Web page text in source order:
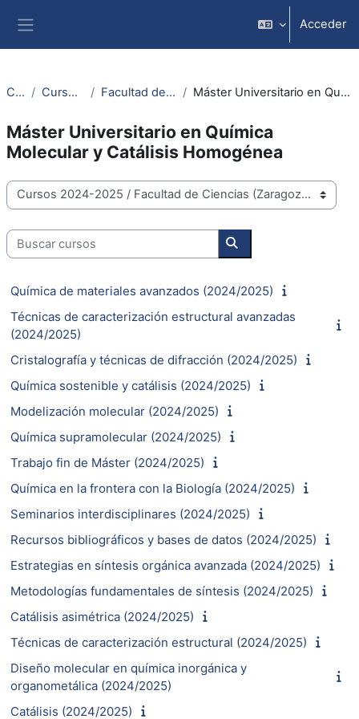
Acceder
Cursos Cursos 2024-2025 Facultad de Ciencias (Zaragoza) Máster Universitario en Química Molecular y Catálisis Homogénea
Máster Universitario en Química
Molecular y Catálisis Homogénea
Categorías
Buscar cursos
Buscar cursos
Química de materiales avanzados (2024/2025)
Técnicas de caracterización estructural avanzadas
(2024/2025)
Cristalografía y técnicas de difracción (2024/2025)
Química sostenible y catálisis (2024/2025)
Modelización molecular (2024/2025)
Química supramolecular (2024/2025)
Trabajo fin de Máster (2024/2025)
Química en la frontera con la Biología (2024/2025)
Seminarios interdisciplinares (2024/2025)
Recursos bibliográficos y bases de datos (2024/2025)
Estrategias en síntesis orgánica avanzada (2024/2025)
Metodologías fundamentales de síntesis (2024/2025)
Catálisis asimétrica (2024/2025)
Técnicas de caracterización estructural (2024/2025)
Diseño molecular en química inorgánica y
organometálica (2024/2025)
Catálisis (2024/2025)